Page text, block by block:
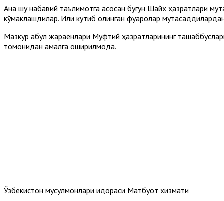
Ана шу набавий таълимотга асосан бугун Шайх ҳазратлари
кўмаклашдилар. Илиқ кутиб олинган фуқаролар
Мазкур қабул жараёнлари Муфтий ҳазратларининг
томонидан амалга оширилмоқда.
Ўзбекистон мусулмонлари идораси Матбуот хизмати